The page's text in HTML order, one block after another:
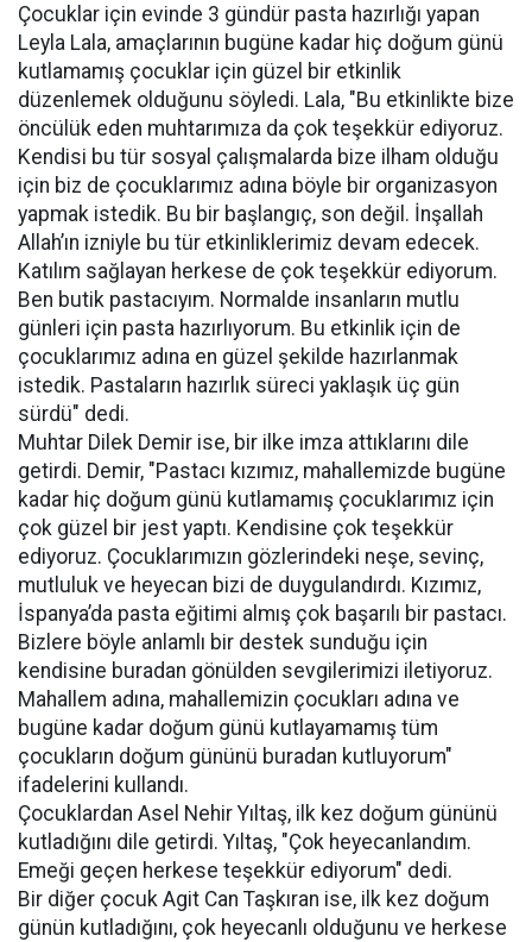
Çocuklar için evinde 3 gündür pasta hazırlığı yapan
Leyla Lala, amaçlarının bugüne kadar hiç doğum günü
kutlamamış çocuklar için güzel bir etkinlik
düzenlemek olduğunu söyledi. Lala, "Bu etkinlikte bize
öncülük eden muhtarımıza da çok teşekkür ediyoruz.
Kendisi bu tür sosyal çalışmalarda bize ilham olduğu
için biz de çocuklarımız adına böyle bir organizasyon
yapmak istedik. Bu bir başlangıç, son değil. İnşallah
Allah’ın izniyle bu tür etkinliklerimiz devam edecek.
Katılım sağlayan herkese de çok teşekkür ediyorum.
Ben butik pastacıyım. Normalde insanların mutlu
günleri için pasta hazırlıyorum. Bu etkinlik için de
çocuklarımız adına en güzel şekilde hazırlanmak
istedik. Pastaların hazırlık süreci yaklaşık üç gün
sürdü" dedi.
Muhtar Dilek Demir ise, bir ilke imza attıklarını dile
getirdi. Demir, "Pastacı kızımız, mahallemizde bugüne
kadar hiç doğum günü kutlamamış çocuklarımız için
çok güzel bir jest yaptı. Kendisine çok teşekkür
ediyoruz. Çocuklarımızın gözlerindeki neşe, sevinç,
mutluluk ve heyecan bizi de duygulandırdı. Kızımız,
İspanya’da pasta eğitimi almış çok başarılı bir pastacı.
Bizlere böyle anlamlı bir destek sunduğu için
kendisine buradan gönülden sevgilerimizi iletiyoruz.
Mahallem adına, mahallemizin çocukları adına ve
bugüne kadar doğum günü kutlayamamış tüm
çocukların doğum gününü buradan kutluyorum"
ifadelerini kullandı.
Çocuklardan Asel Nehir Yıltaş, ilk kez doğum gününü
kutladığını dile getirdi. Yıltaş, "Çok heyecanlandım.
Emeği geçen herkese teşekkür ediyorum" dedi.
Bir diğer çocuk Agit Can Taşkıran ise, ilk kez doğum
günün kutladığını, çok heyecanlı olduğunu ve herkese